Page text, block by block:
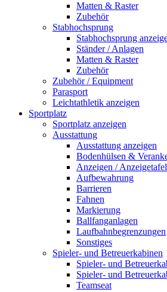
Matten & Raster
Zubehör
Stabhochsprung
Stabhochsprung
Ständer / Anlagen
Matten & Raster
Zubehör
Zubehör / Equipment
Parasport
Leichtathletik anzeigen
Sportplatz
Sportplatz anzeigen
Ausstattung
Ausstattung anzeigen
Bodenhülsen &
Anzeigen /
Aufbewahrung
Barrieren
Fahnen
Markierung
Ballfanganlagen
Laufbahnbegrenzungen
Sonstiges
Spieler- und Betreuerkabinen
Spieler- und
Spieler- und
Teamseat